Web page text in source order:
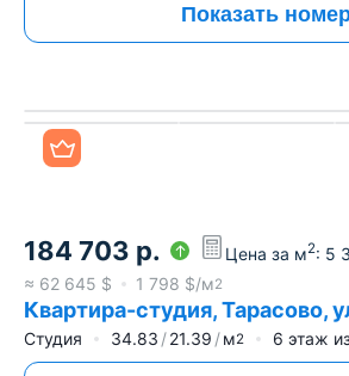
Показать
184 703 р. Цена за м2: 5
≈ 62 645 $ 1 798 $/м2
Квартира-студия, Тарасово,
Студия 34.83 21.39 м2 6 этаж